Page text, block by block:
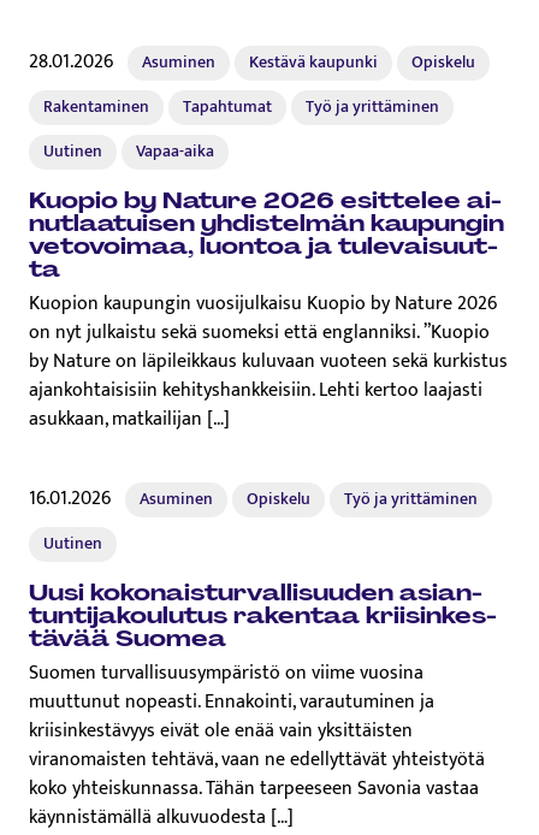
28.01.2026 Asuminen Kestävä kaupunki
Opiskelu
Rakentaminen
Tapahtumat
Työ ja yrittäminen
Uutinen
Vapaa-aika
Kuopio by Nature 2026 esittelee ai­
nut­laa­tui­sen yhdistelmän kaupungin
vetovoimaa, luontoa ja tu­le­vai­suut­
ta
Kuopion kaupungin vuosijulkaisu Kuopio by Nature 2026
on nyt julkaistu sekä suomeksi että englanniksi. ”Kuopio
by Nature on läpileikkaus kuluvaan vuoteen sekä kurkistus
ajankohtaisisiin kehityshankkeisiin. Lehti kertoo laajasti
asukkaan, matkailijan […]
16.01.2026 Asuminen Opiskelu
Työ ja yrittäminen
Uutinen
Uusi kokonais­tur­val­li­suu­den asian­
tun­ti­ja­koulutus rakentaa krii­sin­kes­
tä­vää Suomea
Suomen turvallisuusympäristö on viime vuosina
muuttunut nopeasti. Ennakointi, varautuminen ja
kriisinkestävyys eivät ole enää vain yksittäisten
viranomaisten tehtävä, vaan ne edellyttävät yhteistyötä
koko yhteiskunnassa. Tähän tarpeeseen Savonia vastaa
käynnistämällä alkuvuodesta […]